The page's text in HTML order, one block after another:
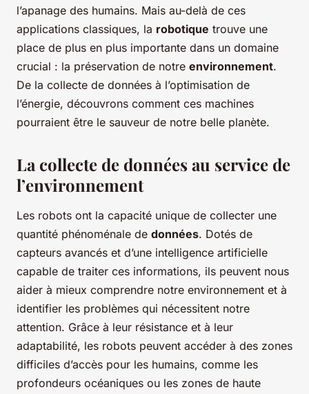
l’apanage des humains. Mais au-delà de ces
applications classiques, la robotique trouve une
place de plus en plus importante dans un domaine
crucial : la préservation de notre environnement.
De la collecte de données à l’optimisation de
l’énergie, découvrons comment ces machines
pourraient être le sauveur de notre belle planète.
La collecte de données au service de
l’environnement
Les robots ont la capacité unique de collecter une
quantité phénoménale de données. Dotés de
capteurs avancés et d’une intelligence artificielle
capable de traiter ces informations, ils peuvent nous
aider à mieux comprendre notre environnement et à
identifier les problèmes qui nécessitent notre
attention. Grâce à leur résistance et à leur
adaptabilité, les robots peuvent accéder à des zones
difficiles d’accès pour les humains, comme les
profondeurs océaniques ou les zones de haute